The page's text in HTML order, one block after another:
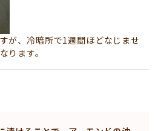
が、冷暗所で1週間ほどなじませ
ります。